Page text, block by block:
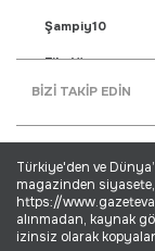
Şampiy10
Fikstür
Puan Durumu
Yaşam Haberleri
Ekonomi
Dünya Haberleri
BİZİ TAKİP EDİN
Türkiye'den ve
magazinden
https://
alınmadan, kaynak
izinsiz olarak